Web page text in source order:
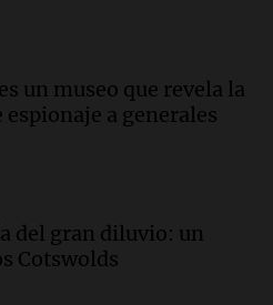
un museo que revela la
a generales
del gran diluvio: un
Cotswolds